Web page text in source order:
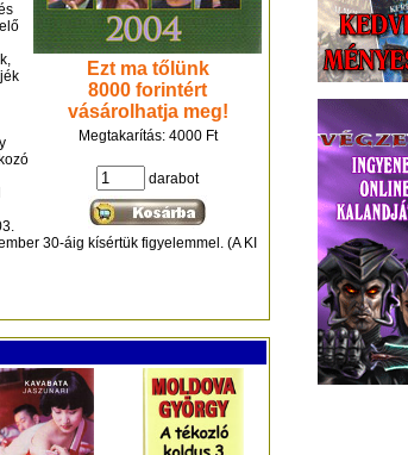
Ezt ma tőlünk
8000 forintért
vásárolhatja meg!
Megtakarítás: 4000 Ft
darabot
30-áig kísértük figyelemmel. (A KI